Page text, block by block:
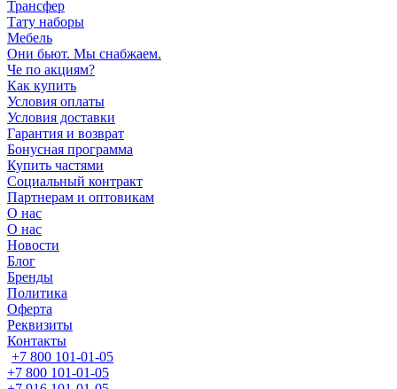
Трансфер
Тату наборы
Мебель
Они бьют. Мы снабжаем.
Че по акциям?
Как купить
Условия оплаты
Условия доставки
Гарантия и возврат
Бонусная программа
Купить частями
Социальный контракт
Партнерам и оптовикам
О нас
О нас
Новости
Блог
Бренды
Политика
Оферта
Реквизиты
Контакты
+7 800 101-01-05
+7 800 101-01-05